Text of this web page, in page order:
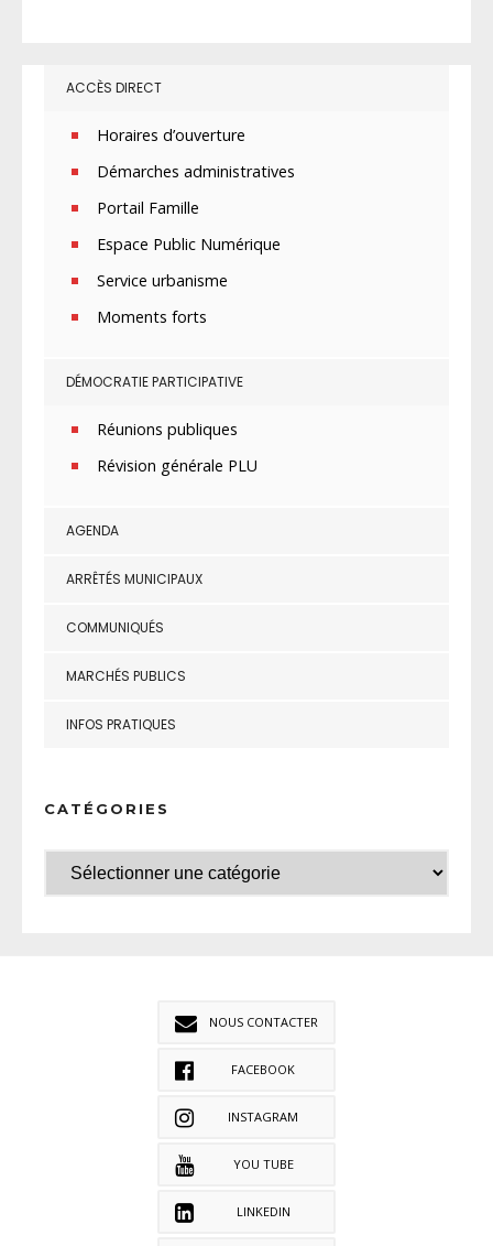
ACCÈS DIRECT
Horaires d’ouverture
Démarches administratives
Portail Famille
Espace Public Numérique
Service urbanisme
Moments forts
DÉMOCRATIE PARTICIPATIVE
Réunions publiques
Révision générale PLU
AGENDA
ARRÊTÉS MUNICIPAUX
COMMUNIQUÉS
MARCHÉS PUBLICS
INFOS PRATIQUES
CATÉGORIES
NOUS CONTACTER
FACEBOOK
INSTAGRAM
YOU TUBE
LINKEDIN